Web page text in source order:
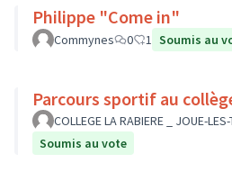
Philippe "Come in"
Commynes 0 1 Soumis au
Parcours sportif au
COLLEGE LA RABIERE _ JOUE-
Soumis au vote